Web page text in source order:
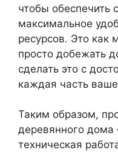
чтобы обеспечить
максимальное
ресурсов. Это как
просто добежать
сделать это с
каждая часть
Таким образом,
деревянного дома
техническая